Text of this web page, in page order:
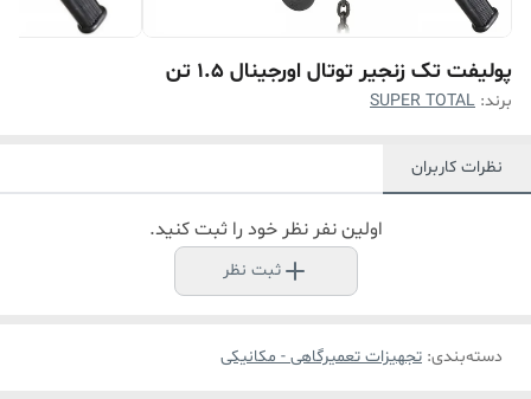
پولیفت تک زنجیر توتال اورجینال 1.5 تن
برند: SUPER TOTAL
نظرات کاربران
اولین نفر نظر خود را ثبت کنید.
ثبت نظر
دسته‌بندی: تجهیزات تعمیرگاهی - مکانیکی